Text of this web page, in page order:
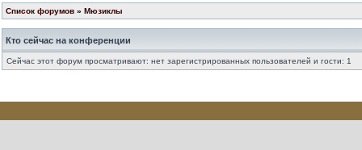
Список форумов » Мюзиклы
Кто сейчас на конференции
Сейчас этот форум просматривают: нет зарегистрированных пользователей и гости: 1